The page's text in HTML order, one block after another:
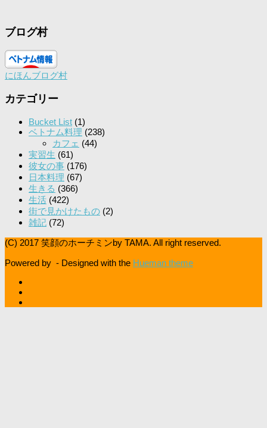
ブログ村
にほんブログ村
カテゴリー
Bucket List (1)
ベトナム料理 (238)
カフェ (44)
実習生 (61)
彼女の事 (176)
日本料理 (67)
生きる (366)
生活 (422)
街で見かけたもの (2)
雑記 (72)
(C) 2017 笑顔のホーチミンby TAMA. All right reserved.
Powered by - Designed with the Hueman theme